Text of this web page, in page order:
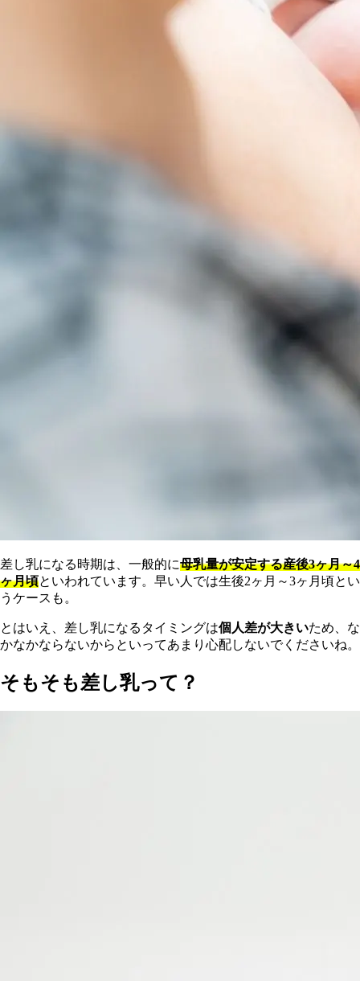
差し乳になる時期は、一般的に母乳量が安定する産後3ヶ月～4
ヶ月頃といわれています。早い人では生後2ヶ月～3ヶ月頃とい
うケースも。
とはいえ、差し乳になるタイミングは個人差が大きいため、な
かなかならないからといってあまり心配しないでくださいね。
そもそも差し乳って？